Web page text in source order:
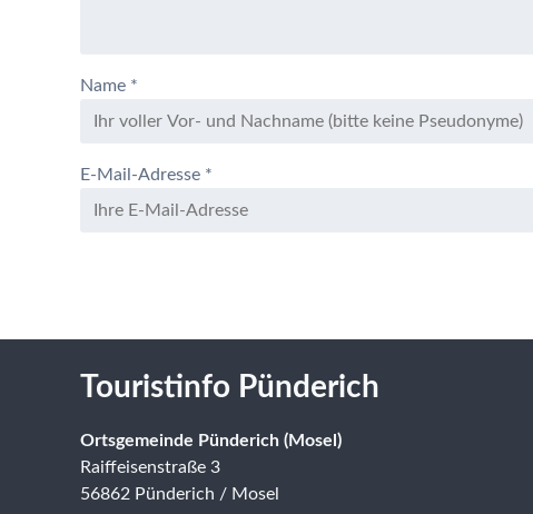
Name *
E-Mail-Adresse *
Touristinfo Pünderich
Ortsgemeinde Pünderich (Mosel)
Raiffeisenstraße 3
56862 Pünderich / Mosel